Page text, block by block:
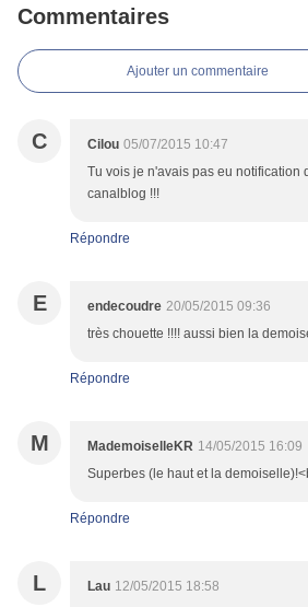
Commentaires
Ajouter un commentaire
C Cilou 05/07/2015 10:47
Tu vois je n'avais pas eu notification
canalblog !!!
Répondre
E endecoudre 20/05/2015 09:36
très chouette !!!! aussi bien la
Répondre
M MademoiselleKR 14/05/2015 16:09
Superbes (le haut et la
Répondre
L Lau 12/05/2015 18:58